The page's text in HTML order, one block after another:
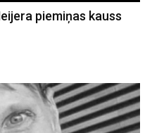
piemiņas kauss